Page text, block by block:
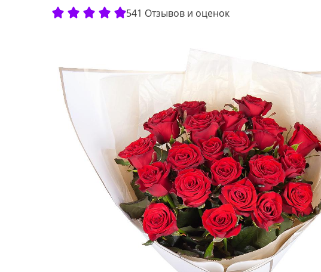
541 Отзывов и оценок